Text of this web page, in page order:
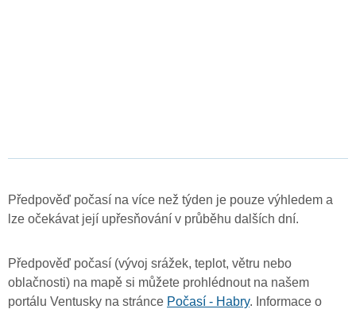
Předpověď počasí na více než týden je pouze výhledem a
lze očekávat její upřesňování v průběhu dalších dní.
Předpověď počasí (vývoj srážek, teplot, větru nebo
oblačnosti) na mapě si můžete prohlédnout na našem
portálu Ventusky na stránce Počasí - Habry. Informace o